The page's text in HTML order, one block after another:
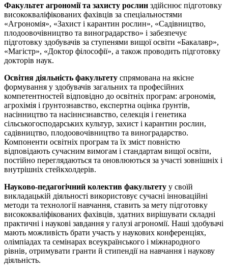
Факультет агрономії та захисту рослин здійснює підготовку
висококваліфікованих фахівців за спеціальностями
«Агрономія», «Захист і карантин рослин», «Садівництво,
плодоовочівництво та виноградарство» і забезпечує
підготовку здобувачів за ступенями вищої освіти «Бакалавр»,
«Магістр», «Доктор філософії», а також проводить підготовку
докторів наук.
Освітня діяльність факультету спрямована на якісне
формування у здобувачів загальних та професійних
компетентностей відповідно до освітніх програм: агрономія,
агрохімія і ґрунтознавство, експертна оцінка ґрунтів,
насінництво та насіннєзнавство, селекція і генетика
сільськогосподарських культур, захист і карантин рослин,
садівництво, плодоовочівництво та виноградарство.
Компоненти освітніх програм та їх зміст повністю
відповідають сучасним вимогам і стандартам вищої освіти,
постійно переглядаються та оновлюються за участі зовнішніх і
внутрішніх стейкхолдерів.
Науково-педагогічний колектив факультету у своїй
викладацькій діяльності використовує сучасні інноваційні
методи та технології навчання, ставить за мету підготовку
висококваліфікованих фахівців, здатних вирішувати складні
практичні і наукові завдання у галузі агрономії. Наші здобувачі
мають можливість брати участь у наукових конференціях,
олімпіадах та семінарах всеукраїнського і міжнародного
рівнів, отримувати гранти й стипендії на навчання і наукову
діяльність.